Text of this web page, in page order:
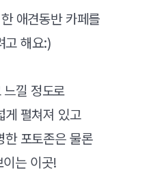
애견동반 카페를
고 해요:)
느낄 정도로
게 펼쳐져 있고
한 포토존은 물론
는 이곳!